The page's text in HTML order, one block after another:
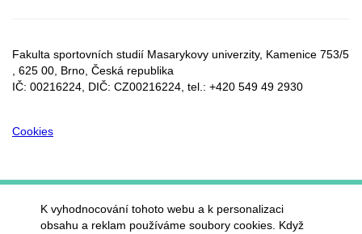
Fakulta sportovních studií Masarykovy univerzity, Kamenice 753/5​
, 625 00, Brno, Česká republika
IČ: 00216224, DIČ: CZ00216224, tel.: +420 549 49 2930
Cookies
K vyhodnocování tohoto webu a k personalizaci
obsahu a reklam používáme soubory cookies. Když